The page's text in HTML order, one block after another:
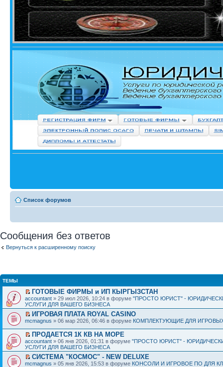
Список форумов
Сообщения без ответов
Вернуться к расширенному поиску
ТЕМЫ
ГОТОВЫЕ ФИРМЫ и ИП КЫРГЫЗСТАН
accountant » 29 июл 2026, 10:24 в форуме "ПРОСТО ЮРИСТ" -
УСЛУГИ ДЛЯ ВАШЕГО БИЗНЕСА
ИГРОВАЯ ПЛАТА ROYAL CASINO
mcmagnus » 06 мар 2026, 06:46 в форуме КОМПЛЕКТУЮЩИЕ ДЛЯ
ПРОДАЕТСЯ 1К КВ НА МОРЕ
accountant » 06 янв 2026, 01:31 в форуме "ПРОСТО ЮРИСТ" -
УСЛУГИ ДЛЯ ВАШЕГО БИЗНЕСА
СИСТЕМА "КОСМОС" - NEW DELUXE
mcmagnus » 05 янв 2026, 15:53 в форуме КОНСОЛИ И ИГРОВОЕ ПО ДЛЯ